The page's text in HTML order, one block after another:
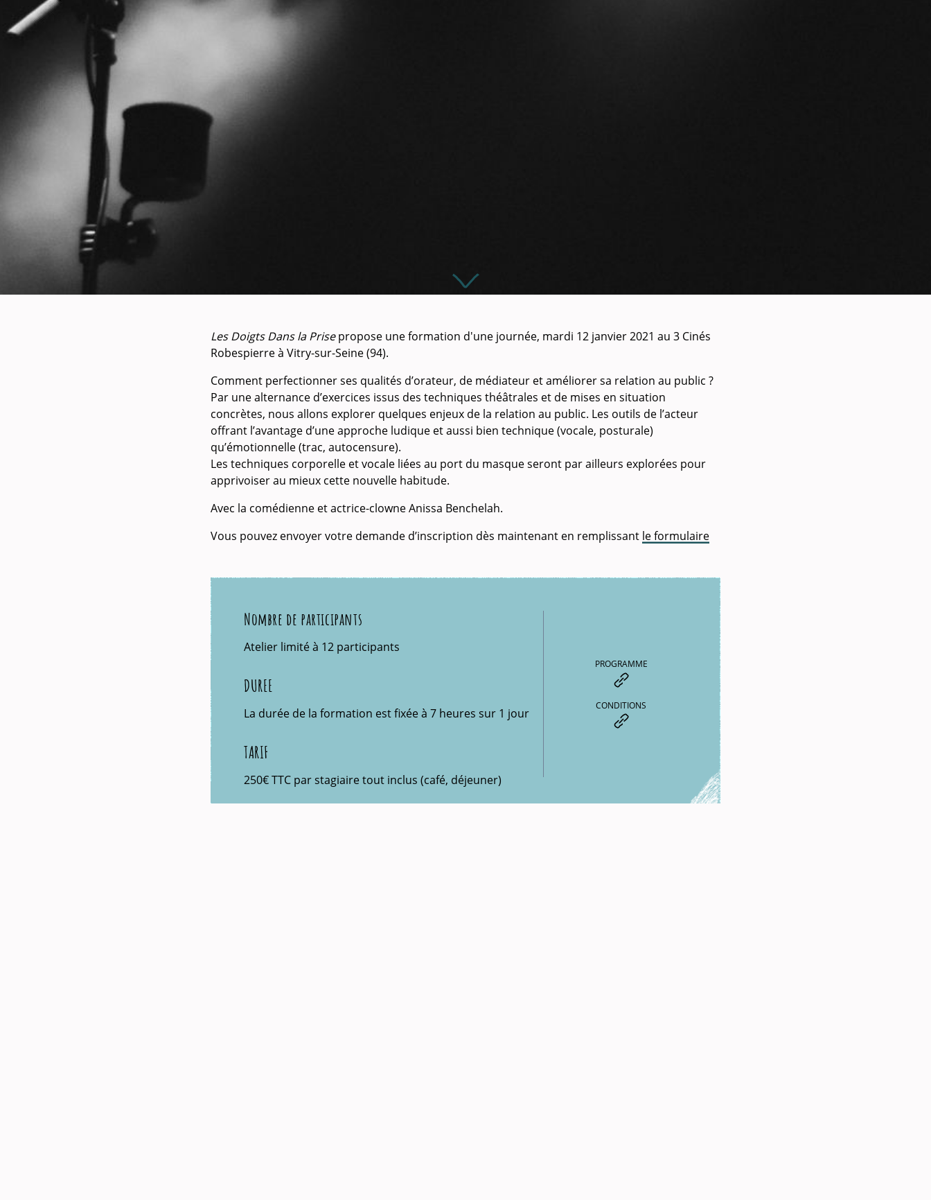
Les Doigts Dans la Prisepropose une formation d'une journée, mardi 12 janvier 2021 au 3 Cinés
Robespierre à Vitry-sur-Seine (94).
Comment perfectionner ses qualités d’orateur, de médiateur et améliorer sa relation au public ?
Par une alternance d’exercices issus des techniques théâtrales et de mises en situation
concrètes, nous allons explorer quelques enjeux de la relation au public. Les outils de l’acteur
offrant l’avantage d’une approche ludique et aussi bien technique (vocale, posturale)
qu’émotionnelle (trac, autocensure).
Les techniques corporelle et vocale liées au port du masque seront par ailleurs explorées pour
apprivoiser au mieux cette nouvelle habitude.
Avec la comédienne et actrice-clowne Anissa Benchelah.
Vous pouvez envoyer votre demande d’inscription dès maintenant en remplissant le formulaire
Nombre de participants
Atelier limité à 12 participants
DUREE
La durée de la formation est fixée à 7 heures sur 1 jour
TARIF
250€ TTC par stagiaire tout inclus (café, déjeuner)
PROGRAMME
CONDITIONS